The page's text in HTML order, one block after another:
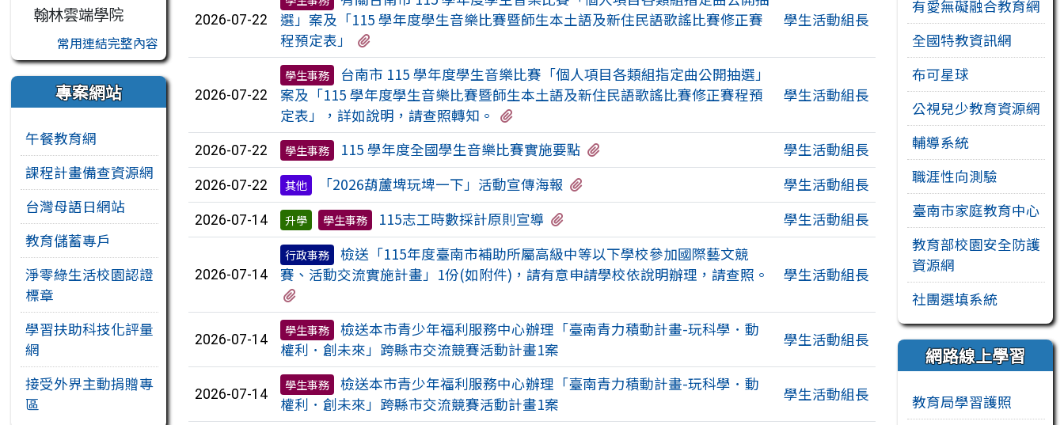
翰林雲端學院
常用連結完整內容
專案網站
午餐教育網
課程計畫備查資源網
台灣母語日網站
教育儲蓄專戶
淨零綠生活校園認證
標章
學習扶助科技化評量
網
接受外界主動捐贈專
區
2026-07-22
選」案及「115 學年度學生音樂比賽暨師生本土語及新住民語歌謠比賽修正賽
程預定表」
學生活動組長
2026-07-22
學生事務
台南市 115 學年度學生音樂比賽「個人項目各類組指定曲公開抽選」
案及「115 學年度學生音樂比賽暨師生本土語及新住民語歌謠比賽修正賽程預
定表」，詳如說明，請查照轉知。
學生活動組長
2026-07-22 學生事務 115 學年度全國學生音樂比賽實施要點 學生活動組長
2026-07-22 其他 「2026葫蘆埤玩埤一下」活動宣傳海報 學生活動組長
2026-07-14 升學 學生事務 115志工時數採計原則宣導 學生活動組長
2026-07-14
行政事務
檢送「115年度臺南市補助所屬高級中等以下學校參加國際藝文競
賽、活動交流實施計畫」1份(如附件)，請有意申請學校依說明辦理，請查照。
學生活動組長
2026-07-14
學生事務
檢送本市青少年福利服務中心辦理「臺南青力積動計畫-玩科學．動
權利．創未來」跨縣市交流競賽活動計畫1案
學生活動組長
2026-07-14
學生事務
檢送本市青少年福利服務中心辦理「臺南青力積動計畫-玩科學．動
權利．創未來」跨縣市交流競賽活動計畫1案
學生活動組長
有愛無礙融合教育網
全國特教資訊網
布可星球
公視兒少教育資源網
輔導系統
職涯性向測驗
臺南市家庭教育中心
教育部校園安全防護
資源網
社團選填系統
網路線上學習
教育局學習護照